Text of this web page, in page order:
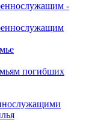
-
погибших